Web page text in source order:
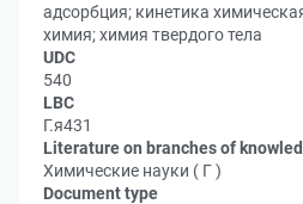
адсорбция; кинетика
химия; химия твердого тела
UDC
540
LBC
Г.я431
Literature on branches of
Химические науки ( Г )
Document type